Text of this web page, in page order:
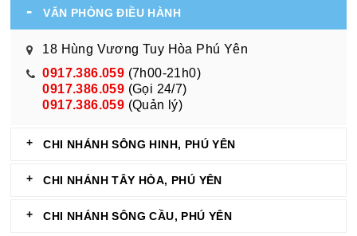
VĂN PHÒNG ĐIỀU HÀNH
18 Hùng Vương Tuy Hòa Phú Yên
0917.386.059 (7h00-21h0)
0917.386.059 (Gọi 24/7)
0917.386.059 (Quản lý)
CHI NHÁNH SÔNG HINH, PHÚ YÊN
CHI NHÁNH TÂY HÒA, PHÚ YÊN
CHI NHÁNH SÔNG CẦU, PHÚ YÊN